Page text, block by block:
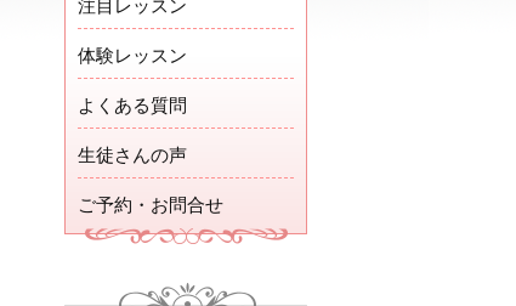
注目レッスン
体験レッスン
よくある質問
生徒さんの声
ご予約・お問合せ